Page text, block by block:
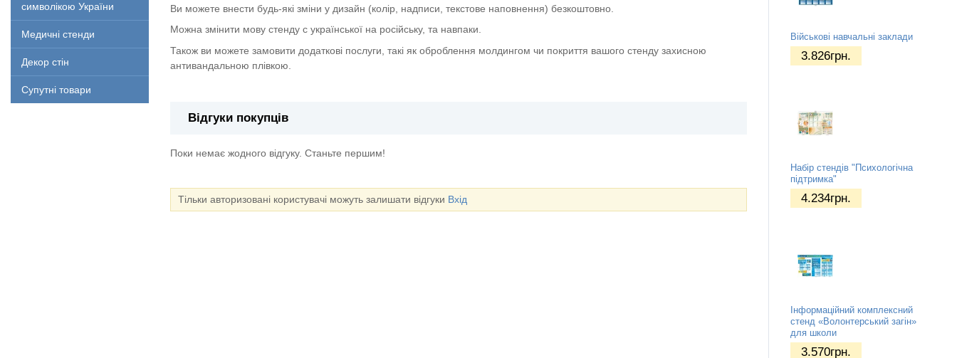
символікою України
Медичні стенди
Декор стін
Супутні товари
Ви можете внести будь-які зміни у дизайн (колір, надписи, текстове наповнення) безкоштовно.
Можна змінити мову стенду с української на російську, та навпаки.
Також ви можете замовити додаткові послуги, такі як оброблення молдингом чи покриття вашого стенду захисною
антивандальною плівкою.
Відгуки покупців
Поки немає жодного відгуку. Станьте першим!
Тільки авторизовані користувачі можуть залишати відгуки Вхід
Військові навчальні заклади
3.826грн.
Набір стендів "Психологічна
підтримка"
4.234грн.
Інформаційний комплексний
стенд «Волонтерський загін»
для школи
3.570грн.